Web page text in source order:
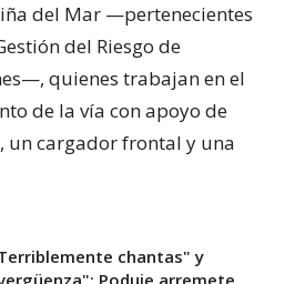
del Mar —pertenecientes
del Riesgo de
quienes trabajan en el
de la vía con apoyo de
un cargador frontal y una
chantas" y